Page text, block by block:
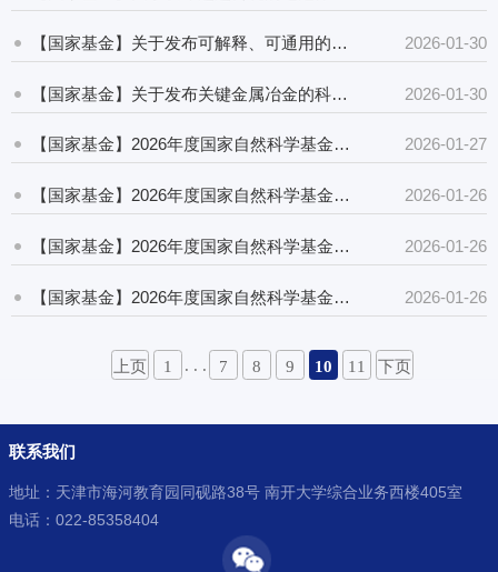
【国家基金】关于发布可解释、可通用的下一代人工智能方法重大研究计划2026年度项目指南的通告 2026-01-30
【国家基金】关于发布关键金属冶金的科学基础重大研究计划2026年度项目指南的通告 2026-01-30
【国家基金】2026年度国家自然科学基金委员会与“东亚峰会合作研究计划”（e-ASIA）合作研究项目指南 2026-01-27
【国家基金】2026年度国家自然科学基金委员会与韩国国家研究基金会合作交流与双边研讨会项目指南 2026-01-26
【国家基金】2026年度国家自然科学基金外国学者研究基金项目指南 2026-01-26
【国家基金】2026年度国家自然科学基金合作创新研究团队项目指南 2026-01-26
上页 1 . . . 7 8 9 10 11 下页
联系我们
地址：天津市海河教育园同砚路38号 南开大学综合业务西楼405室
电话：022-85358404